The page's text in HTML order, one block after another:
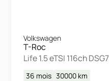
Volkswagen
T-Roc
Life 1.5 eTSI 116ch DSG7
36 mois 30000 km